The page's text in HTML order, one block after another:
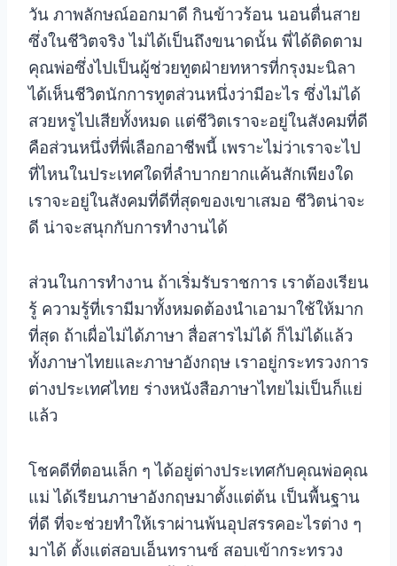
วัน ภาพลักษณ์ออกมาดี กินข้าวร้อน นอนตื่นสาย
ซึ่งในชีวิตจริง ไม่ได้เป็นถึงขนาดนั้น พี่ได้ติดตาม
คุณพ่อซึ่งไปเป็นผู้ช่วยทูตฝ่ายทหารที่กรุงมะนิลา
ได้เห็นชีวิตนักการทูตส่วนหนึ่งว่ามีอะไร ซึ่งไม่ได้
สวยหรูไปเสียทั้งหมด แต่ชีวิตเราจะอยู่ในสังคมที่ดี
คือส่วนหนึ่งที่พี่เลือกอาชีพนี้ เพราะไม่ว่าเราจะไป
ที่ไหนในประเทศใดที่ลำบากยากแค้นสักเพียงใด
เราจะอยู่ในสังคมที่ดีที่สุดของเขาเสมอ ชีวิตน่าจะ
ดี น่าจะสนุกกับการทำงานได้
ส่วนในการทำงาน ถ้าเริ่มรับราชการ เราต้องเรียน
รู้ ความรู้ที่เรามีมาทั้งหมดต้องนำเอามาใช้ให้มาก
ที่สุด ถ้าเผื่อไม่ได้ภาษา สื่อสารไม่ได้ ก็ไม่ได้แล้ว
ทั้งภาษาไทยและภาษาอังกฤษ เราอยู่กระทรวงการ
ต่างประเทศไทย ร่างหนังสือภาษาไทยไม่เป็นก็แย่
แล้ว
โชคดีที่ตอนเล็ก ๆ ได้อยู่ต่างประเทศกับคุณพ่อคุณ
แม่ ได้เรียนภาษาอังกฤษมาตั้งแต่ต้น เป็นพื้นฐาน
ที่ดี ที่จะช่วยทำให้เราผ่านพ้นอุปสรรคอะไรต่าง ๆ
มาได้ ตั้งแต่สอบเอ็นทรานซ์ สอบเข้ากระทรวง